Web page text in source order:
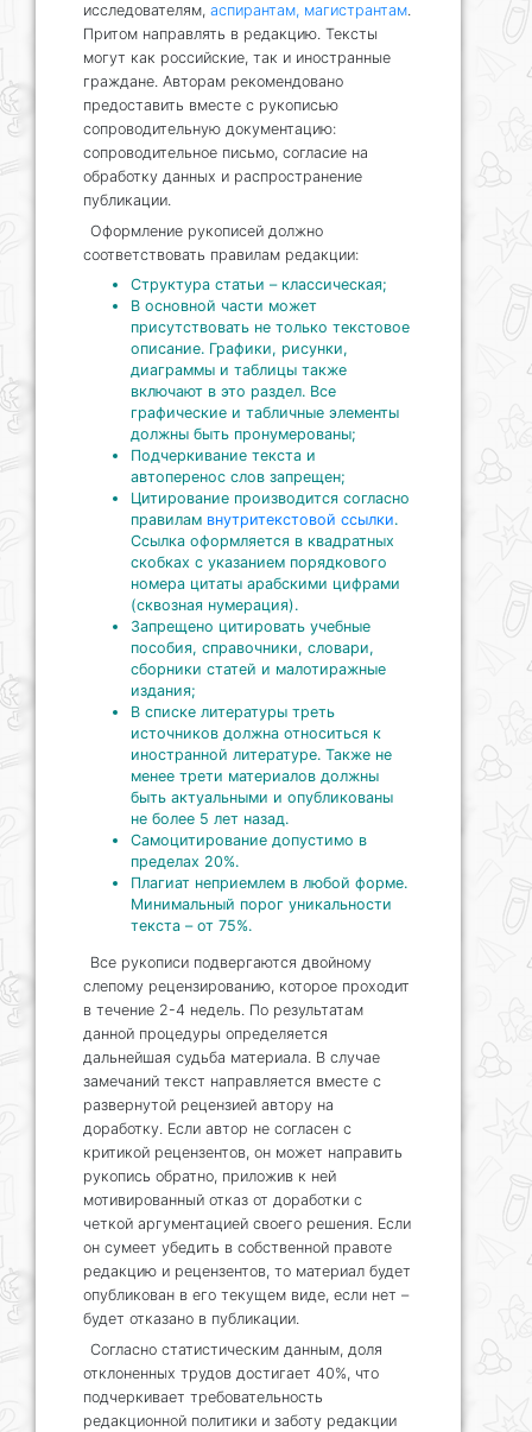
исследователям, аспирантам, магистрантам.
Притом направлять в редакцию. Тексты
могут как российские, так и иностранные
граждане. Авторам рекомендовано
предоставить вместе с рукописью
сопроводительную документацию:
сопроводительное письмо, согласие на
обработку данных и распространение
публикации.
Оформление рукописей должно
соответствовать правилам редакции:
Структура статьи – классическая;
В основной части может
присутствовать не только текстовое
описание. Графики, рисунки,
диаграммы и таблицы также
включают в это раздел. Все
графические и табличные элементы
должны быть пронумерованы;
Подчеркивание текста и
автоперенос слов запрещен;
Цитирование производится согласно
правилам внутритекстовой ссылки.
Ссылка оформляется в квадратных
скобках с указанием порядкового
номера цитаты арабскими цифрами
(сквозная нумерация).
Запрещено цитировать учебные
пособия, справочники, словари,
сборники статей и малотиражные
издания;
В списке литературы треть
источников должна относиться к
иностранной литературе. Также не
менее трети материалов должны
быть актуальными и опубликованы
не более 5 лет назад.
Самоцитирование допустимо в
пределах 20%.
Плагиат неприемлем в любой форме.
Минимальный порог уникальности
текста – от 75%.
Все рукописи подвергаются двойному
слепому рецензированию, которое проходит
в течение 2-4 недель. По результатам
данной процедуры определяется
дальнейшая судьба материала. В случае
замечаний текст направляется вместе с
развернутой рецензией автору на
доработку. Если автор не согласен с
критикой рецензентов, он может направить
рукопись обратно, приложив к ней
мотивированный отказ от доработки с
четкой аргументацией своего решения. Если
он сумеет убедить в собственной правоте
редакцию и рецензентов, то материал будет
опубликован в его текущем виде, если нет –
будет отказано в публикации.
Согласно статистическим данным, доля
отклоненных трудов достигает 40%, что
подчеркивает требовательность
редакционной политики и заботу редакции